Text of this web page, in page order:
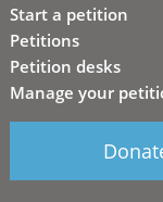
Start a petition
Petitions
Petition desks
Manage your